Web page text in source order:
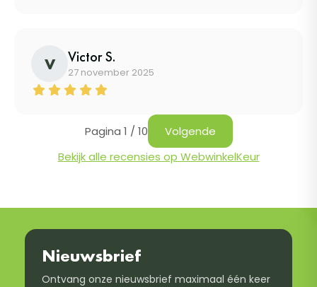
V Victor S.
27 november 2025
Pagina 1 / 10
Volgende
Bekijk alle recensies op WebwinkelKeur
Nieuwsbrief
Ontvang onze nieuwsbrief maximaal één keer